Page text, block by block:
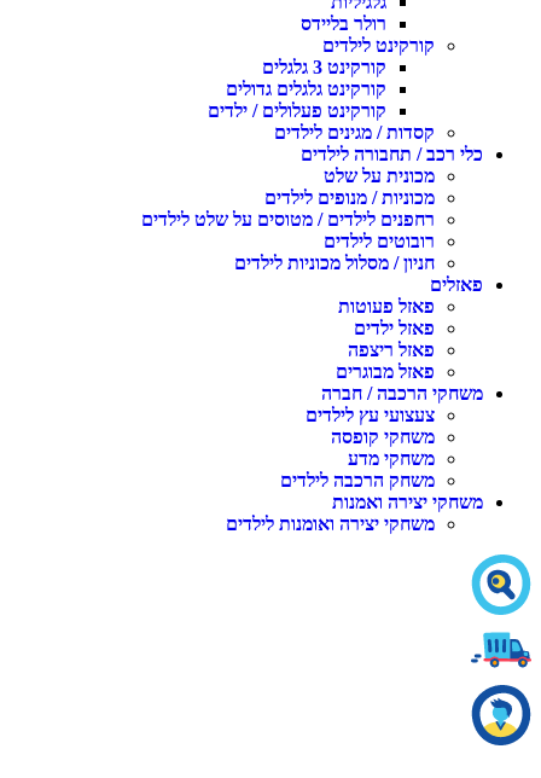
רולר בליידס
קורקינט לילדים
קורקינט 3 גלגלים
קורקינט גלגלים גדולים
קורקינט פעלולים / ילדים
קסדות / מגינים לילדים
כלי רכב / תחבורה לילדים
מכונית על שלט
מכוניות / מנופים לילדים
רחפנים לילדים / מטוסים על שלט לילדים
רובוטים לילדים
חניון / מסלול מכוניות לילדים
פאזלים
פאזל פעוטות
פאזל ילדים
פאזל ריצפה
פאזל מבוגרים
משחקי הרכבה / חברה
צעצועי עץ לילדים
משחקי קופסה
משחקי מדע
משחק הרכבה לילדים
משחקי יצירה ואמנות
משחקי יצירה ואומנות לילדים